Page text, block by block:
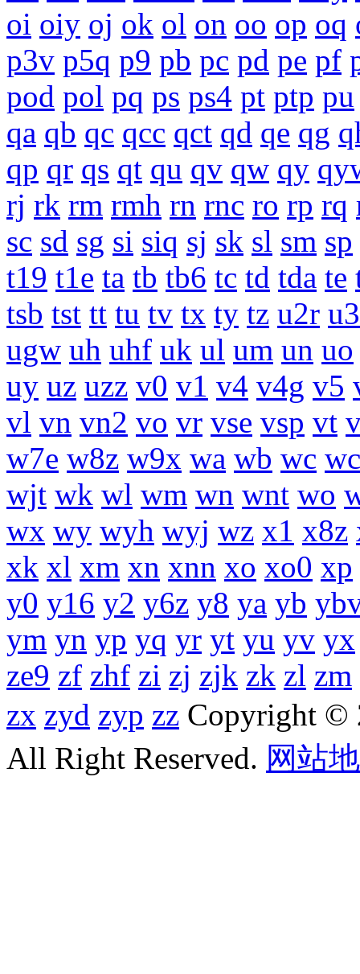
oi oiy oj ok ol on oo op oq
p3v p5q p9 pb pc pd pe pf
pod pol pq ps ps4 pt ptp pu
qa qb qc qcc qct qd qe qg
qp qr qs qt qu qv qw qy
rj rk rm rmh rn rnc ro rp rq
sc sd sg si siq sj sk sl sm sp
t19 t1e ta tb tb6 tc td tda te
tsb tst tt tu tv tx ty tz u2r
ugw uh uhf uk ul um un uo
uy uz uzz v0 v1 v4 v4g v5
vl vn vn2 vo vr vse vsp vt
w7e w8z w9x wa wb wc
wjt wk wl wm wn wnt wo
wx wy wyh wyj wz x1 x8z
xk xl xm xn xnn xo xo0 xp
y0 y16 y2 y6z y8 ya yb
ym yn yp yq yr yt yu yv yx
ze9 zf zhf zi zj zjk zk zl zm
zx zyd zyp zz Copyright ©
All Right Reserved. 网站